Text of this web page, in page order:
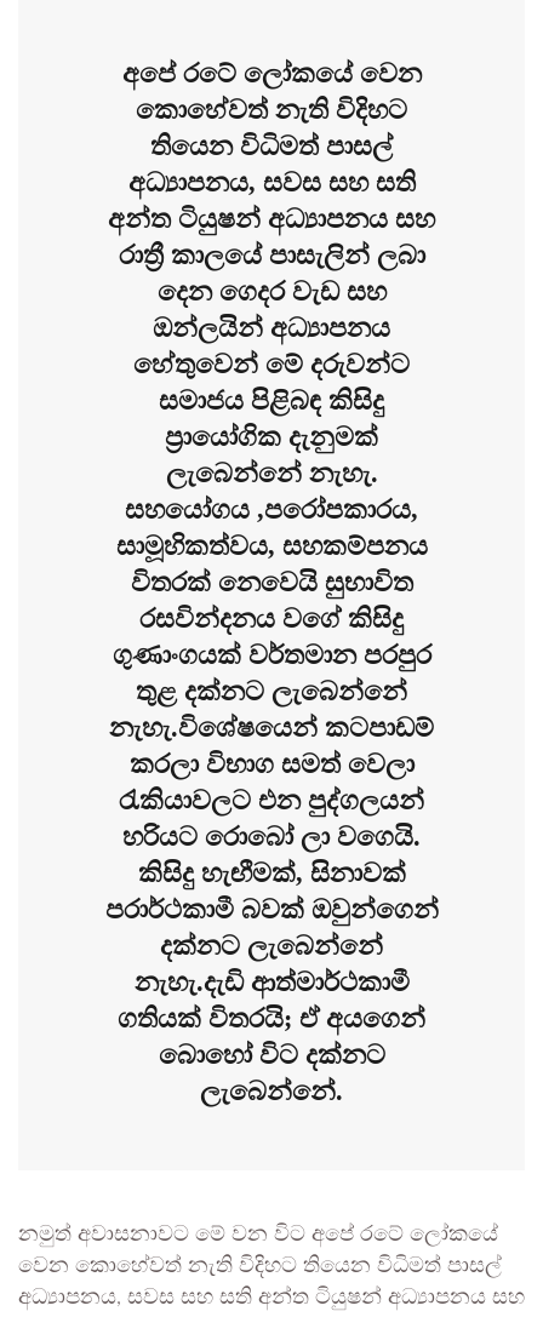
අපේ රටේ ලෝකයේ වෙන
කොහේවත් නැති විදිහට
තියෙන විධිමත් පාසල්
අධ්‍යාපනය, සවස සහ සති
අන්ත ටියුෂන් අධ්‍යාපනය සහ
රාත්‍රී කාලයේ පාසැලින් ලබා
දෙන ගෙදර වැඩ සහ
ඔන්ලයින් අධ්‍යාපනය
හේතුවෙන් මේ දරුවන්ට
සමාජය පිළිබඳ කිසිදු
ප්‍රායෝගික දැනුමක්
ලැබෙන්නේ නැහැ.
සහයෝගය ,පරෝපකාරය,
සාමූහිකත්වය, සහකම්පනය
විතරක් නෙවෙයි සුභාවිත
රසවින්දනය වගේ කිසිදු
ගුණාංගයක් වර්තමාන පරපුර
තුළ දක්නට ලැබෙන්නේ
නැහැ.විශේෂයෙන් කටපාඩම්
කරලා විභාග සමත් වෙලා
රැකියාවලට එන පුද්ගලයන්
හරියට රොබෝ ලා වගෙයි.
කිසිදු හැඟීමක්, සිනාවක්
පරාර්ථකාමී බවක් ඔවුන්ගෙන්
දක්නට ලැබෙන්නේ
නැහැ.දැඩි ආත්මාර්ථකාමී
ගතියක් විතරයි; ඒ අයගෙන්
බොහෝ විට දක්නට
ලැබෙන්නේ.
නමුත් අවාසනාවට මේ වන විට අපේ රටේ ලෝකයේ
වෙන කොහේවත් නැති විදිහට තියෙන විධිමත් පාසල්
අධ්‍යාපනය, සවස සහ සති අන්ත ටියුෂන් අධ්‍යාපනය සහ